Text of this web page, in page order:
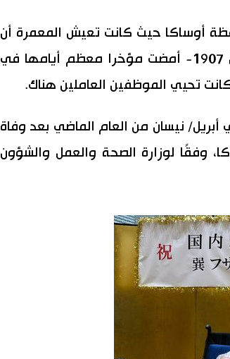
أوساكا حيث كانت تعيش المعمرة أن
تاتسومى – التى ولدت في 25 أبريل/ نيسان 1907- أمضت مؤخرا معظم أيامها في
تحيي الموظفين العاملين هناك.
نيسان من العام الماضي بعد وفاة
عامًا في فوكوؤكا، وفقًا لوزارة الصحة والعمل والشؤون